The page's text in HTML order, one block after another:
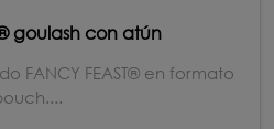
goulash con atún
FANCY FEAST® en formato